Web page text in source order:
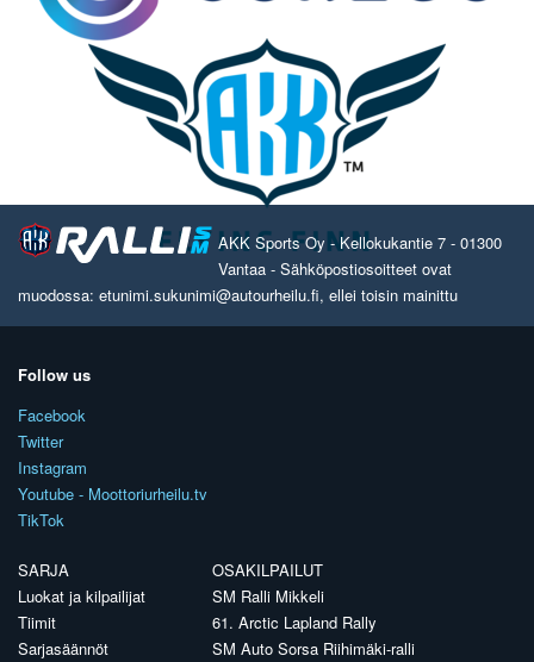
AKK Sports Oy - Kellokukantie 7 - 01300
Vantaa - Sähköpostiosoitteet ovat
muodossa: etunimi.sukunimi@autourheilu.fi, ellei toisin mainittu
Follow us
Facebook
Twitter
Instagram
Youtube - Moottoriurheilu.tv
TikTok
SARJA
Luokat ja kilpailijat
Tiimit
Sarjasäännöt
OSAKILPAILUT
SM Ralli Mikkeli
61. Arctic Lapland Rally
SM Auto Sorsa Riihimäki-ralli